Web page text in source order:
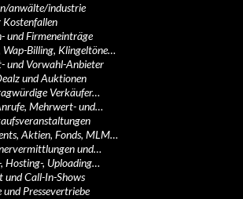
anwälte/industrie
Kostenfallen
und Firmeneinträge
Wap-Billing, Klingeltöne…
und Vorwahl-Anbieter
und Auktionen
Verkäufer…
Mehrwert- und…
Aktien, Fonds, MLM…
und…
Hosting-, Uploading…
und Call-In-Shows
Pressevertriebe